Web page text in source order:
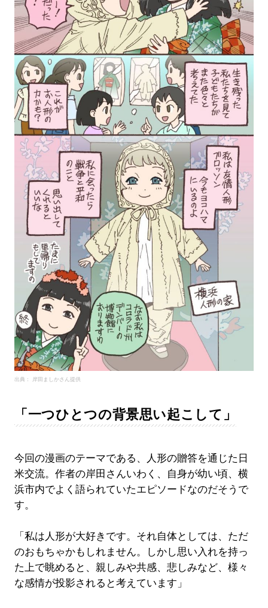
出典： 岸田ましかさん提供
「一つひとつの背景思い起こして」
今回の漫画のテーマである、人形の贈答を通じた日
米交流。作者の岸田さんいわく、自身が幼い頃、横
浜市内でよく語られていたエピソードなのだそうで
す。
「私は人形が大好きです。それ自体としては、ただ
のおもちゃかもしれません。しかし思い入れを持っ
た上で眺めると、親しみや共感、悲しみなど、様々
な感情が投影されると考えています」